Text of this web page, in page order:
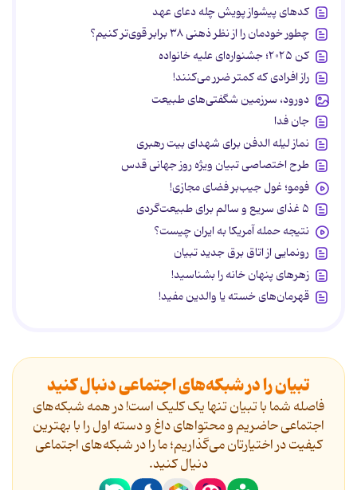
کدهای پیشواز پویش چله دعای عهد
چطور خودمان را از نظر ذهنی ۳۸ برابر قوی‌تر کنیم؟
کن ۲۰۲۵؛ جشنواره‌ای علیه خانواده
راز افرادی که کمتر ضرر می‌کنند!
دورود، سرزمین شگفتی‌های طبیعت
جان فدا
نماز لیله الدفن برای شهدای بیت رهبری
طرح اختصاصی تبیان ویژه روز جهانی قدس
فومو؛ غول جیب‌بر فضای مجازی!
۵ غذای سریع و سالم برای طبیعت‌گردی
نتیجه حمله آمریکا به ایران چیست؟
رونمایی از اتاق برق جدید تبیان
زهرهای پنهان خانه را بشناسید!
قهرمان‌های خسته یا والدین مفید!
تبیان را در شبکه‌های اجتماعی دنبال کنید
فاصله شما با تبیان تنها یک کلیک است! در همه شبکه‌های
اجتماعی حاضریم و محتواهای داغ و دسته اول را با بهترین
کیفیت در اختیارتان می‌گذاریم؛ ما را در شبکه‌های اجتماعی
دنیال کنید.